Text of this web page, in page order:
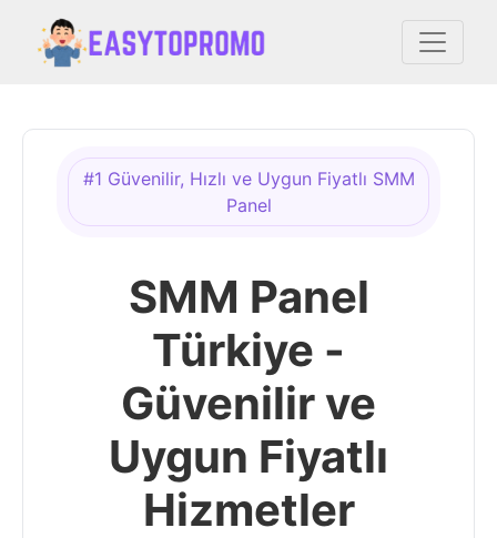
#1 Güvenilir, Hızlı ve Uygun Fiyatlı SMM
Panel
SMM Panel
Türkiye -
Güvenilir ve
Uygun Fiyatlı
Hizmetler